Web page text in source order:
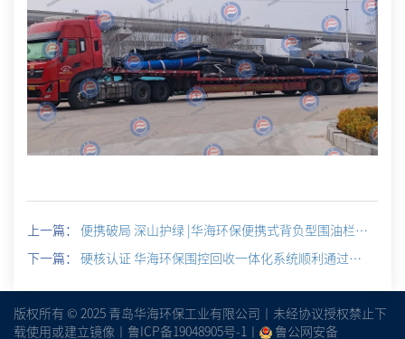
上一篇： 便携破局 深山护绿 |华海环保便携式背负型围油栏试验圆满成功
下一篇： 硬核认证 华海环保围控回收一体化系统顺利通过船级社检验
版权所有 © 2025 青岛华海环保工业有限公司丨未经协议授权禁止下
载使用或建立镜像丨 鲁ICP备19048905号-1 鲁公网安备